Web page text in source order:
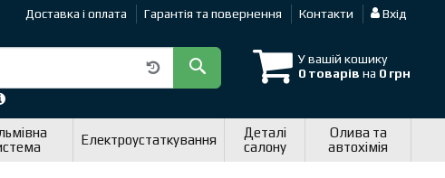
Доставка і оплата Гарантія та повернення Контакти Вхід
У вашій кошику
0 товарів на 0 грн
Електроустаткування
Деталі
салону
Олива та
автохімія